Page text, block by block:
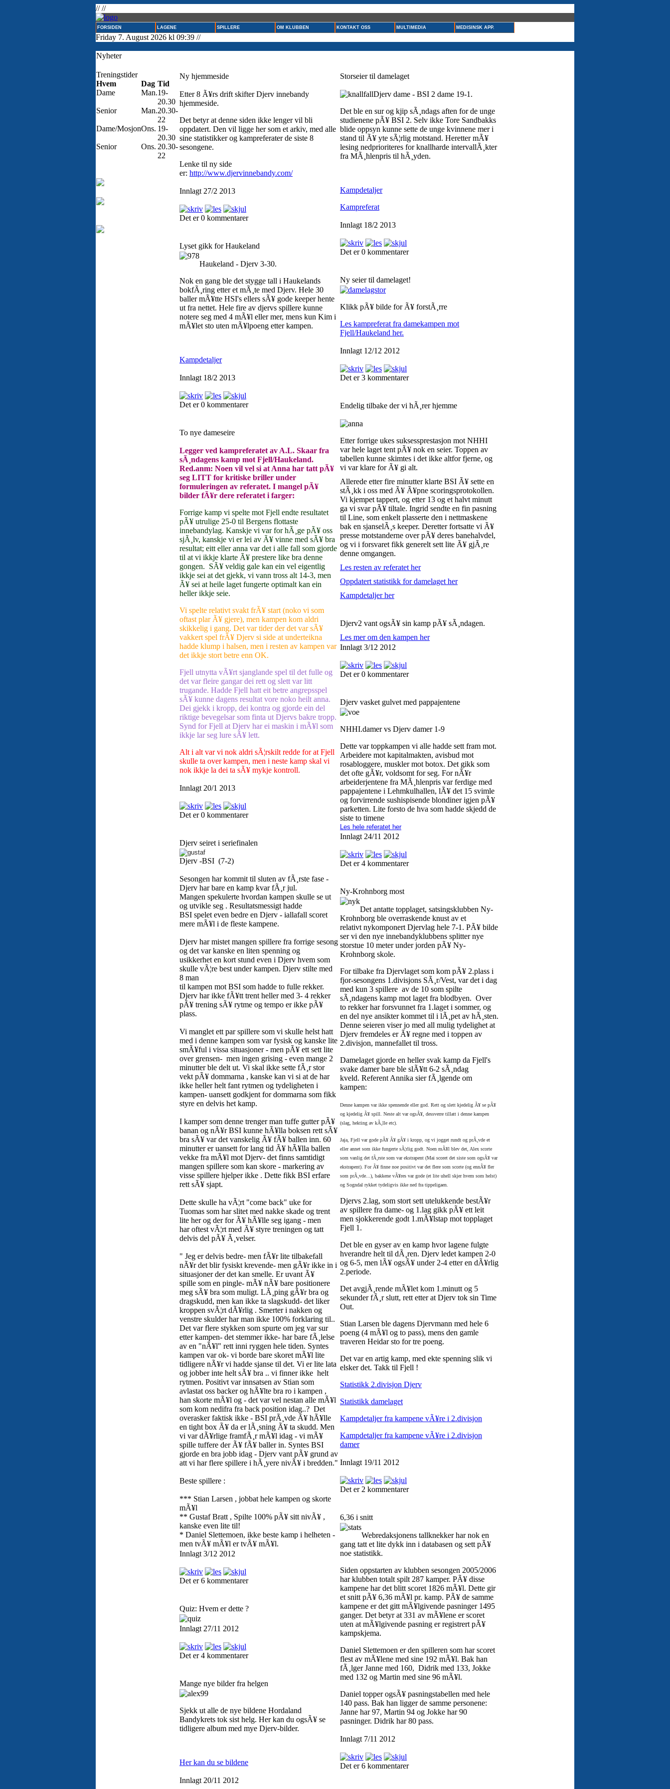
// //
FORSIDEN LAGENE SPILLERE OM KLUBBEN KONTAKT OSS MULTIMEDIA MEDISINSK APP.
Friday 7. August 2026 kl 09:39 //
Nyheter
Treningstider
Hvem
Dag Tid
Dame
Man.19-
20.30
Senior
Man.20.30-
22
Dame/MosjonOns. 19-
20.30
Senior
Ons. 20.30-
22
Ny hjemmeside
Etter 8 Ã¥rs drift skifter Djerv innebandy
hjemmeside.
Det betyr at denne siden ikke lenger vil bli
oppdatert. Den vil ligge her som et arkiv, med alle
sine statistikker og kampreferater de siste 8
sesongene.
Lenke til ny side
er: http://www.djervinnebandy.com/
Innlagt 27/2 2013
Det er 0 kommentarer
Lyset gikk for Haukeland
Haukeland - Djerv 3-30.
Nok en gang ble det stygge tall i Haukelands
bokfÃ¸ring etter et mÃ¸te med Djerv. Hele 30
baller mÃ¥tte HSI's ellers sÃ¥ gode keeper hente
ut fra nettet. Hele fire av djervs spillere kunne
notere seg med 4 mÃ¥l eller mer, mens kun Kim i
mÃ¥let sto uten mÃ¥lpoeng etter kampen.
Kampdetaljer
Innlagt 18/2 2013
Det er 0 kommentarer
To nye dameseire
Legger ved kampreferatet av A.L. Skaar fra
sÃ¸ndagens kamp mot Fjell/Haukeland.
Red.anm: Noen vil vel si at Anna har tatt pÃ¥
seg LITT for kritiske briller under
formuleringen av referatet. I mangel pÃ¥
bilder fÃ¥r dere referatet i farger:
Forrige kamp vi spelte mot Fjell endte resultatet
pÃ¥ utrulige 25-0 til Bergens flottaste
innebandylag. Kanskje vi var for hÃ¸ge pÃ¥ oss
sjÃ¸lv, kanskje vi er lei av Ã¥ vinne med sÃ¥ bra
resultat; eitt eller anna var det i alle fall som gjorde
til at vi ikkje klarte Ã¥ prestere like bra denne
gongen. SÃ¥ veldig gale kan ein vel eigentlig
ikkje sei at det gjekk, vi vann tross alt 14-3, men
Ã¥ sei at heile laget fungerte optimalt kan ein
heller ikkje seie.
Vi spelte relativt svakt frÃ¥ start (noko vi som
oftast plar Ã¥ gjere), men kampen kom aldri
skikkelig i gang. Det var tider der det var sÃ¥
vakkert spel frÃ¥ Djerv si side at underteikna
hadde klump i halsen, men i resten av kampen var
det ikkje stort betre enn OK.
Fjell utnytta vÃ¥rt sjanglande spel til det fulle og
det var fleire gangar dei rett og slett var litt
trugande. Hadde Fjell hatt eit betre angrepsspel
sÃ¥ kunne dagens resultat vore noko heilt anna.
Dei gjekk i kropp, dei kontra og gjorde ein del
riktige bevegelsar som finta ut Djervs bakre tropp.
Synd for Fjell at Djerv har ei maskin i mÃ¥l som
ikkje lar seg lure sÃ¥ lett.
Alt i alt var vi nok aldri sÃ¦rskilt redde for at Fjell
skulle ta over kampen, men i neste kamp skal vi
nok ikkje la dei ta sÃ¥ mykje kontroll.
Innlagt 20/1 2013
Det er 0 kommentarer
Djerv seiret i seriefinalen
Djerv -BSI (7-2)
Sesongen har kommit til sluten av fÃ¸rste fase -
Djerv har bare en kamp kvar fÃ¸r jul.
Mangen spekulerte hvordan kampen skulle se ut
og utvikle seg . Resultatsmessigt hadde
BSI spelet even bedre en Djerv - iallafall scoret
mere mÃ¥l i de fleste kampene.
Djerv har mistet mangen spillere fra forrige sesong
og det var kanske en liten spenning og
usikkerhet en kort stund even i Djerv hvem som
skulle vÃ¦re best under kampen. Djerv stilte med
8 man
til kampen mot BSI som hadde to fulle rekker.
Djerv har ikke fÃ¥tt trent heller med 3- 4 rekker
pÃ¥ trening sÃ¥ rytme og tempo er ikke pÃ¥
plass.
Vi manglet ett par spillere som vi skulle helst hatt
med i denne kampen som var fysisk og kanske lite
smÃ¥ful i vissa situasjoner - men pÃ¥ ett sett lite
over grensen- men ingen grising - even mange 2
minutter ble delt ut. Vi skal ikke sette fÃ¸r stor
vekt pÃ¥ dommarna , kanske kan vi si at de har
ikke heller helt fant rytmen og tydeligheten i
kampen- uansett godkjent for dommarna som fikk
styre en delvis het kamp.
I kamper som denne trenger man tuffe gutter pÃ¥
banan og nÃ¥r BSI kunne hÃ¥lla boksen rett sÃ¥
bra sÃ¥ var det vanskelig Ã¥ fÃ¥ ballen inn. 60
minutter er uansett for lang tid Ã¥ hÃ¥lla ballen
vekke fra mÃ¥l mot Djerv- det finns samtidigt
mangen spillere som kan skore - markering av
visse spillere hjelper ikke . Dette fikk BSI erfare
rett sÃ¥ sjapt.
Dette skulle ha vÃ¦rt "come back" uke for
Tuomas som har slitet med nakke skade og trent
lite her og der for Ã¥ hÃ¥lle seg igang - men
har oftest vÃ¦rt med Ã¥ styre treningen og tatt
delvis del pÃ¥ Ã¸velser.
" Jeg er delvis bedre- men fÃ¥r lite tilbakefall
nÃ¥r det blir fysiskt krevende- men gÃ¥r ikke in i
situasjoner der det kan smelle. Er uvant Ã¥
spille som en pingle- mÃ¥ nÃ¥ bare positionere
meg sÃ¥ bra som muligt. LÃ¸ping gÃ¥r bra og
dragskudd, men kan ikke ta slagskudd- det liker
kroppen svÃ¦rt dÃ¥rlig . Smerter i nakken og
venstre skulder har man ikke 100% forklaring til..
Det var flere stykken som spurte om jeg var sur
etter kampen- det stemmer ikke- har bare fÃ¸lelse
av en "nÃ¥l" rett inni ryggen hele tiden. Syntes
kampen var ok- vi borde bare skoret mÃ¥l lite
tidligere nÃ¥r vi hadde sjanse til det. Vi er lite lata
og jobber inte helt sÃ¥ bra .. vi finner ikke helt
rytmen. Positivt var innsatsen av Stian som
avlastat oss backer og hÃ¥lte bra ro i kampen ,
han skorte mÃ¥l og - det var vel nestan alle mÃ¥l
som kom nedifra fra back position idag..? Det
overasker faktisk ikke - BSI prÃ¸vde Ã¥ hÃ¥lle
en tight box Ã¥ da er lÃ¸sning Ã¥ ta skudd. Men
vi var dÃ¥rlige framfÃ¸r mÃ¥l idag - vi mÃ¥
spille tuffere der Ã¥ fÃ¥ baller in. Syntes BSI
gjorde en bra jobb idag - Djerv vant pÃ¥ grund av
att vi har flere spillere i hÃ¸yere nivÃ¥ i bredden."
Beste spillere :
*** Stian Larsen , jobbat hele kampen og skorte
mÃ¥l
** Gustaf Bratt , Spilte 100% pÃ¥ sitt nivÃ¥ ,
kanske even lite til!
* Daniel Slettemoen, ikke beste kamp i helheten -
men tvÃ¥ mÃ¥l er tvÃ¥ mÃ¥l.
Innlagt 3/12 2012
Det er 6 kommentarer
Quiz: Hvem er dette ?
Innlagt 27/11 2012
Det er 4 kommentarer
Mange nye bilder fra helgen
Sjekk ut alle de nye bildene Hordaland
Bandykrets tok sist helg. Her kan du ogsÃ¥ se
tidligere album med mye Djerv-bilder.
Her kan du se bildene
Innlagt 20/11 2012
Storseier til damelaget
Djerv dame - BSI 2 dame 19-1.
Det ble en sur og kjip sÃ¸ndags aften for de unge
studienene pÃ¥ BSI 2. Selv ikke Tore Sandbakks
blide oppsyn kunne sette de unge kvinnene mer i
stand til Ã¥ yte sÃ¦rlig motstand. Heretter mÃ¥
lesing nedprioriteres for knallharde intervallÃ¸kter
fra MÃ¸hlenpris til hÃ¸yden.
Kampdetaljer
Kampreferat
Innlagt 18/2 2013
Det er 0 kommentarer
Ny seier til damelaget!
Klikk pÃ¥ bilde for Ã¥ forstÃ¸rre
Les kampreferat fra damekampen mot
Fjell/Haukeland her.
Innlagt 12/12 2012
Det er 3 kommentarer
Endelig tilbake der vi hÃ¸rer hjemme
Etter forrige ukes suksessprestasjon mot NHHI
var hele laget tent pÃ¥ nok en seier. Toppen av
tabellen kunne skimtes i det ikke altfor fjerne, og
vi var klare for Ã¥ gi alt.
Allerede etter fire minutter klarte BSI Ã¥ sette en
stÃ¸kk i oss med Ã¥ Ã¥pne scoringsprotokollen.
Vi kjempet tappert, og etter 13 og et halvt minutt
ga vi svar pÃ¥ tiltale. Ingrid sendte en fin pasning
til Line, som enkelt plasserte den i nettmaskene
bak en sjanselÃ¸s keeper. Deretter fortsatte vi Ã¥
presse motstanderne over pÃ¥ deres banehalvdel,
og vi i forsvaret fikk generelt sett lite Ã¥ gjÃ¸re
denne omgangen.
Les resten av referatet her
Oppdatert statistikk for damelaget her
Kampdetaljer her
Djerv2 vant ogsÃ¥ sin kamp pÃ¥ sÃ¸ndagen.
Les mer om den kampen her
Innlagt 3/12 2012
Det er 0 kommentarer
Djerv vasket gulvet med pappajentene
NHHI.damer vs Djerv damer 1-9
Dette var toppkampen vi alle hadde sett fram mot.
Arbeidere mot kapitalmakten, avisbud mot
rosabloggere, muskler mot botox. Det gikk som
det ofte gÃ¥r, voldsomt for seg. For nÃ¥r
arbeiderjentene fra MÃ¸hlenpris var ferdige med
pappajentene i Lehmkulhallen, lÃ¥ det 15 svimle
og forvirrende sushispisende blondiner igjen pÃ¥
parketten. Lite forsto de hva som hadde skjedd de
siste to timene
Les hele referatet her
Innlagt 24/11 2012
Det er 4 kommentarer
Ny-Krohnborg most
Det antatte topplaget, satsingsklubben Ny-
Krohnborg ble overraskende knust av et
relativt nykomponert Djervlag hele 7-1. PÃ¥ bilde
ser vi den nye innebandyklubbens splitter nye
storstue 10 meter under jorden pÃ¥ Ny-
Krohnborg skole.
For tilbake fra Djervlaget som kom pÃ¥ 2.plass i
fjor-sesongens 1.divisjons SÃ¸r/Vest, var det i dag
med kun 3 spillere av de 10 som spilte
sÃ¸ndagens kamp mot laget fra blodbyen. Over
to rekker har forsvunnet fra 1.laget i sommer, og
en del nye ansikter kommet til i lÃ¸pet av hÃ¸sten.
Denne seieren viser jo med all mulig tydelighet at
Djerv fremdeles er Ã¥ regne med i toppen av
2.divisjon, mannefallet til tross.
Damelaget gjorde en heller svak kamp da Fjell's
svake damer bare ble slÃ¥tt 6-2 sÃ¸ndag
kveld. Referent Annika sier fÃ¸lgende om
kampen:
Denne kampen var ikke spennende eller god. Rett og slett kjedelig Ã¥ se pÃ¥
og kjedelig Ã¥ spill. Neste alt var ogsÃ¥, dessverre tillatt i denne kampen
(slag, hekting av kÃ¸lle etc).
Jaja, Fjell var gode pÃ¥ Ã¥ gÃ¥ i kropp, og vi jogget rundt og prÃ¸vde et
eller annet som ikke fungerte sÃ¦rlig godt. Noen mÃ¥l blev det, Alex scorte
som vanlig det fÃ¸rste som var ekstrapent (Mai scoret det siste som ogsÃ¥ var
ekstrapent). For Ã¥ finne noe positivt var det flere som scorte (og ennÃ¥ fler
som prÃ¸vde...), bakkene vÃ¥res var gode (et lite uhell skjer hvem som helst)
og Sogndal rykket tydeligvis ikke ned fra tippeligaen.
Djervs 2.lag, som stort sett utelukkende bestÃ¥r
av spillere fra dame- og 1.lag gikk pÃ¥ ett leit
men sjokkerende godt 1.mÃ¥lstap mot topplaget
Fjell 1.
Det ble en gyser av en kamp hvor lagene fulgte
hverandre helt til dÃ¸ren. Djerv ledet kampen 2-0
og 6-5, men lÃ¥ ogsÃ¥ under 2-4 etter en dÃ¥rlig
2.periode.
Det avgjÃ¸rende mÃ¥let kom 1.minutt og 5
sekunder fÃ¸r slutt, rett etter at Djerv tok sin Time
Out.
Stian Larsen ble dagens Djervmann med hele 6
poeng (4 mÃ¥l og to pass), mens den gamle
traveren Heidar sto for tre poeng.
Det var en artig kamp, med ekte spenning slik vi
elsker det. Takk til Fjell !
Statistikk 2.divisjon Djerv
Statistikk damelaget
Kampdetaljer fra kampene vÃ¥re i 2.divisjon
Kampdetaljer fra kampene vÃ¥re i 2.divisjon
damer
Innlagt 19/11 2012
Det er 2 kommentarer
6,36 i snitt
Webredaksjonens tallknekker har nok en
gang tatt et lite dykk inn i databasen og sett pÃ¥
noe statistikk.
Siden oppstarten av klubben sesongen 2005/2006
har klubben totalt spilt 287 kamper. PÃ¥ disse
kampene har det blitt scoret 1826 mÃ¥l. Dette gir
et snitt pÃ¥ 6,36 mÃ¥l pr. kamp. PÃ¥ de samme
kampene er det gitt mÃ¥lgivende pasninger 1495
ganger. Det betyr at 331 av mÃ¥lene er scoret
uten at mÃ¥lgivende pasning er registrert pÃ¥
kampskjema.
Daniel Slettemoen er den spilleren som har scoret
flest av mÃ¥lene med sine 192 mÃ¥l. Bak han
fÃ¸lger Janne med 160, Didrik med 133, Jokke
med 132 og Martin med sine 96 mÃ¥l.
Daniel topper ogsÃ¥ pasningstabellen med hele
140 pass. Bak han ligger de samme personene:
Janne har 97, Martin 94 og Jokke har 90
pasninger. Didrik har 80 pass.
Innlagt 7/11 2012
Det er 6 kommentarer